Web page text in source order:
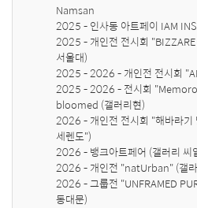
Namsan
2025 - 인사동 아트페이 IAM
2025 - 개인전 전시회
서울대)
2025 - 2026 - 개인전 전시회
2025 - 2026 - 전시회
bloomed (갤러리현)
2026 - 개인전 전시회 "해바라기
세렌도")
2026 - 뱅크아트페어 (갤러리 씨
2026 - 개인전 "natUrban" (갤
2026 - 그룹전 "UNFRAMED
동대문)